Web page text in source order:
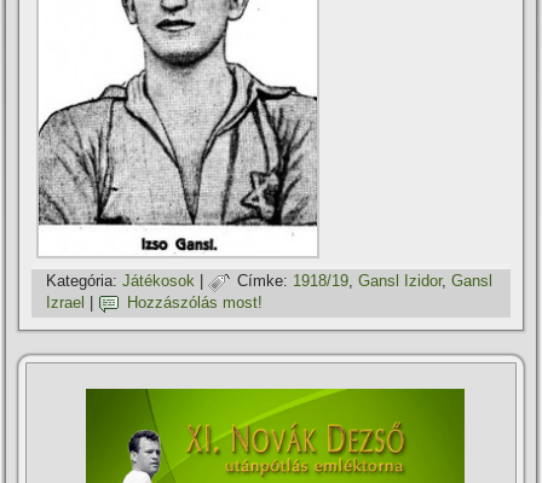
Kategória: Játékosok | Címke: 1918/19,Gansl Izidor,Gansl
Izrael
Hozzászólás most!